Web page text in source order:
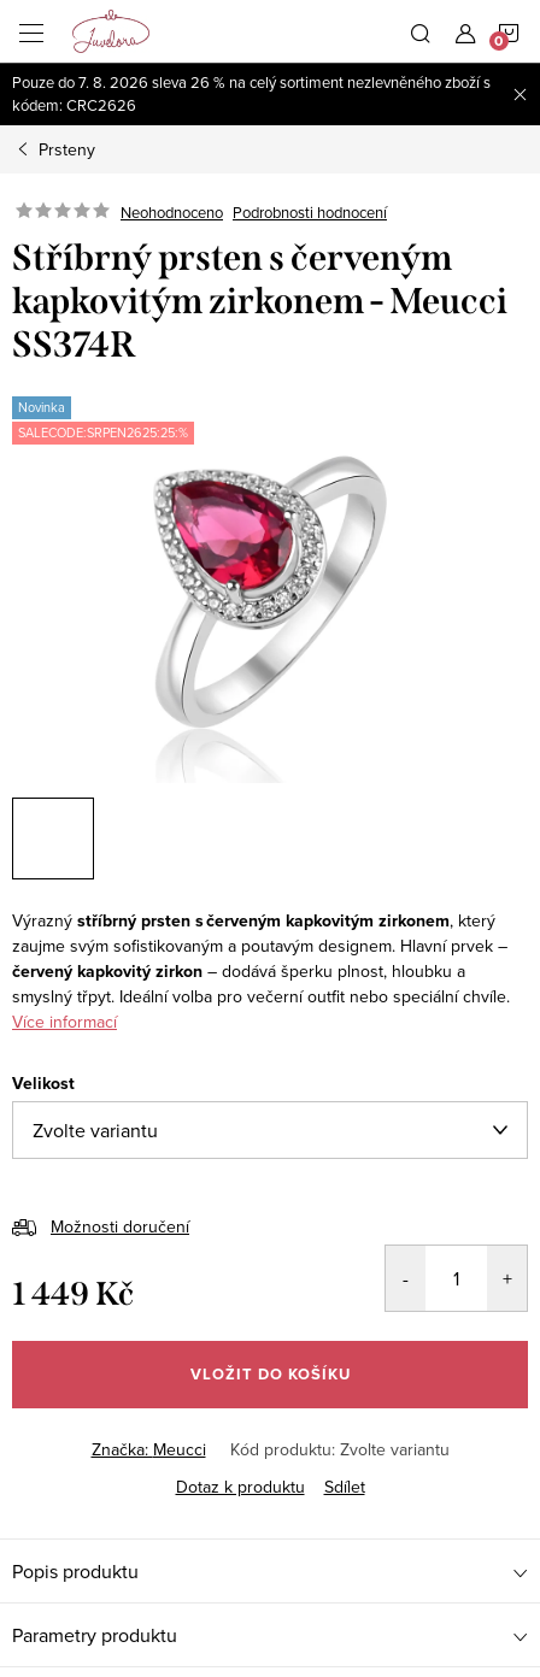
obsah
Pouze do 7. 8. 2026 sleva 26 % na celý sortiment nezlevněného zboží s
kódem: CRC2626
Prsteny
Neohodnoceno Podrobnosti hodnocení
Stříbrný prsten s červeným
kapkovitým zirkonem - Meucci
SS374R
Novinka
SALECODE:SRPEN2625:25:%
Výrazný stříbrný prsten s červeným kapkovitým zirkonem, který
zaujme svým sofistikovaným a poutavým designem. Hlavní prvek –
červený kapkovitý zirkon – dodává šperku plnost, hloubku a
smyslný třpyt. Ideální volba pro večerní outfit nebo speciální chvíle.
Více informací
Velikost
Možnosti doručení
1 449 Kč
cena:
VLOŽIT DO KOŠÍKU
Značka: Meucci Kód produktu: Zvolte variantu
Dotaz k produktu
Sdílet
Popis produktu
Parametry produktu